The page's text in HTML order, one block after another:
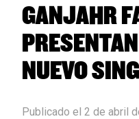
GANJAHR
NUEVO
Publicado el 2 de abril